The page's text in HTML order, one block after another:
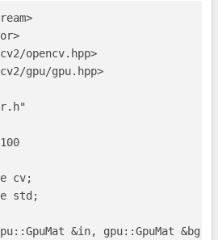
opencv.hpp>
gpu/gpu.hpp>
cv;
std;
&in, gpu::GpuMat &bgr,